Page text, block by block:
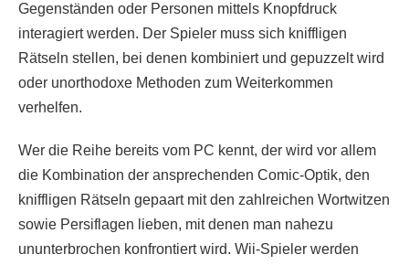
Gegenständen oder Personen mittels Knopfdruck
interagiert werden. Der Spieler muss sich kniffligen
Rätseln stellen, bei denen kombiniert und gepuzzelt wird
oder unorthodoxe Methoden zum Weiterkommen
verhelfen.
Wer die Reihe bereits vom PC kennt, der wird vor allem
die Kombination der ansprechenden Comic-Optik, den
kniffligen Rätseln gepaart mit den zahlreichen Wortwitzen
sowie Persiflagen lieben, mit denen man nahezu
ununterbrochen konfrontiert wird. Wii-Spieler werden